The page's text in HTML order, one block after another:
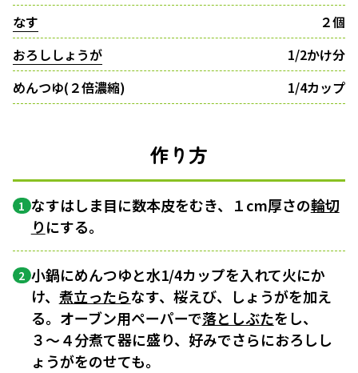
なす
２個
おろししょうが
1/2かけ分
めんつゆ(２倍濃縮)
1/4カップ
作り方
1 なすはしま目に数本皮をむき、１cm厚さの輪切
りにする。
2 小鍋にめんつゆと水1/4カップを入れて火にか
け、 煮立ったらなす、桜えび、しょうがを加え
る。オーブン用ペーパーで落としぶたをし、
３〜４分煮て器に盛り、好みでさらにおろしし
ょうがをのせても。